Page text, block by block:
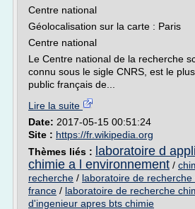
Centre national
Géolocalisation sur la carte : Paris
Centre national
Le Centre national de la recherche
connu sous le sigle CNRS, est le
public français de...
Lire la suite
Date: 2017-05-15 00:51:24
Site : https://fr.wikipedia.org
Thèmes liés : laboratoire d
chimie a l environnement /
recherche / laboratoire de
france / laboratoire de recherche
d'ingenieur apres bts chimie